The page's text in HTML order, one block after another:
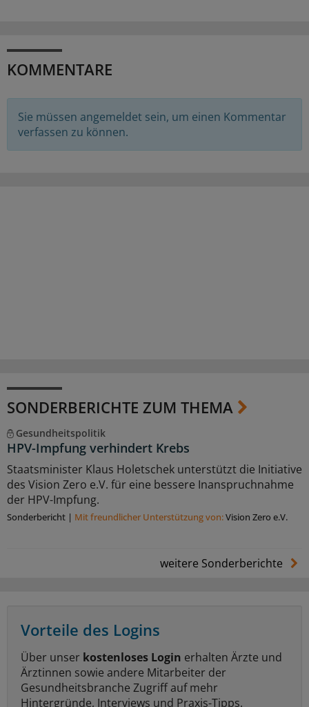
KOMMENTARE
Sie müssen angemeldet sein, um einen Kommentar
verfassen zu können.
SONDERBERICHTE ZUM THEMA
Gesundheitspolitik
HPV-Impfung verhindert Krebs
Staatsminister Klaus Holetschek unterstützt die Initiative
des Vision Zero e.V. für eine bessere Inanspruchnahme
der HPV-Impfung.
Sonderbericht | Mit freundlicher Unterstützung von:Vision Zero e.V.
weitere Sonderberichte
Vorteile des Logins
Über unser kostenloses Login erhalten Ärzte und
Ärztinnen sowie andere Mitarbeiter der
Gesundheitsbranche Zugriff auf mehr
Hintergründe, Interviews und Praxis-Tipps.